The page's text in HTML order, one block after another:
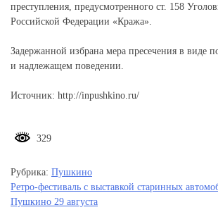
преступления, предусмотренного ст. 158
Российской Федерации «Кража».
Задержанной избрана мера пресечения в виде
и надлежащем поведении.
Источник: http://inpushkino.ru/
329
Рубрика: Пушкино
Навигация
Ретро-фестиваль с выставкой старинных
Пушкино 29 августа